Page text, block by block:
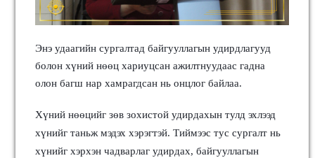
Энэ удаагийн сургалтад байгууллагын удирдлагууд
болон хүний нөөц хариуцсан ажилтнуудаас гадна
олон багш нар хамрагдсан нь онцлог байлаа.
Хүний нөөцийг зөв зохистой удирдахын тулд эхлээд
хүнийг таньж мэдэх хэрэгтэй. Тиймээс тус сургалт нь
хүнийг хэрхэн чадварлаг удирдах, байгууллагын